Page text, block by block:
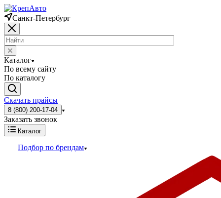
Санкт-Петербург
Каталог
По всему сайту
По каталогу
Скачать прайсы
8 (800) 200-17-04
Заказать звонок
Каталог
Подбор по брендам